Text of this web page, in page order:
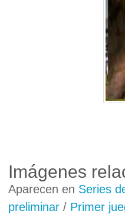
Imágenes
Aparecen en Series
preliminar / Primer